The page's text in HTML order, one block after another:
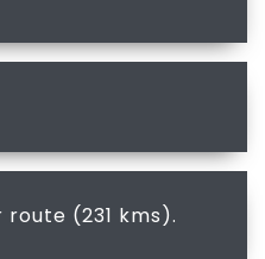
route (231 kms).